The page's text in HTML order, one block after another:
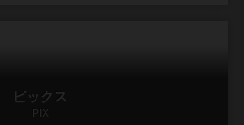
ピックス
PIX